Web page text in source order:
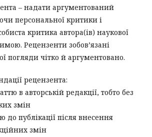
– надати аргументований
персональної критики і
критика автора(ів) наукової
Рецензенти зобов’язані
погляди чітко й аргументовано.
рецензента:
в авторській редакції, тобто без
змін
до публікації після внесення
змін